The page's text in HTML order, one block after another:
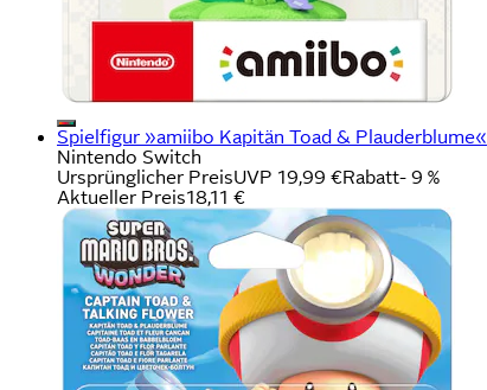
Spielfigur »amiibo Kapitän Toad & Plauderblume«
Nintendo Switch
Ursprünglicher PreisUVP 19,99 €Rabatt- 9 %
Aktueller Preis18,11 €